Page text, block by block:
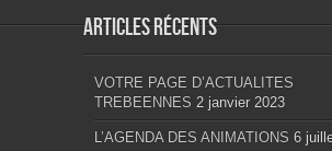
Articles récents
VOTRE PAGE D’ACTUALITES
TREBEENNES 2 janvier 2023
L’AGENDA DES ANIMATIONS 6